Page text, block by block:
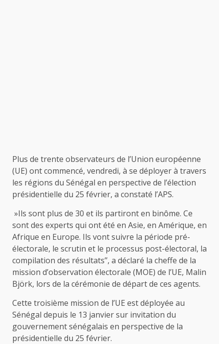
Plus de trente observateurs de l’Union européenne
(UE) ont commencé, vendredi, à se déployer à travers
les régions du Sénégal en perspective de l’élection
présidentielle du 25 février, a constaté l’APS.
»Ils sont plus de 30 et ils partiront en binôme. Ce
sont des experts qui ont été en Asie, en Amérique, en
Afrique en Europe. Ils vont suivre la période pré-
électorale, le scrutin et le processus post-électoral, la
compilation des résultats’’, a déclaré la cheffe de la
mission d’observation électorale (MOE) de l’UE, Malin
Björk, lors de la cérémonie de départ de ces agents.
Cette troisième mission de l’UE est déployée au
Sénégal depuis le 13 janvier sur invitation du
gouvernement sénégalais en perspective de la
présidentielle du 25 février.